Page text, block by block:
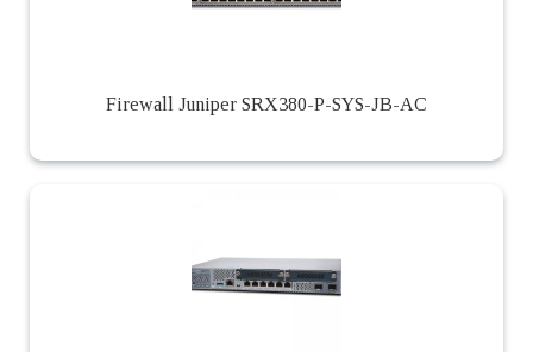
Firewall Juniper SRX380-P-SYS-JB-AC